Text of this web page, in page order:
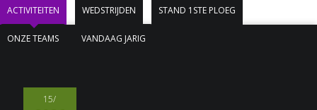
ACTIVITEITEN WEDSTRIJDEN STAND 1STE PLOEG
ONZE TEAMS VANDAAG JARIG
15/